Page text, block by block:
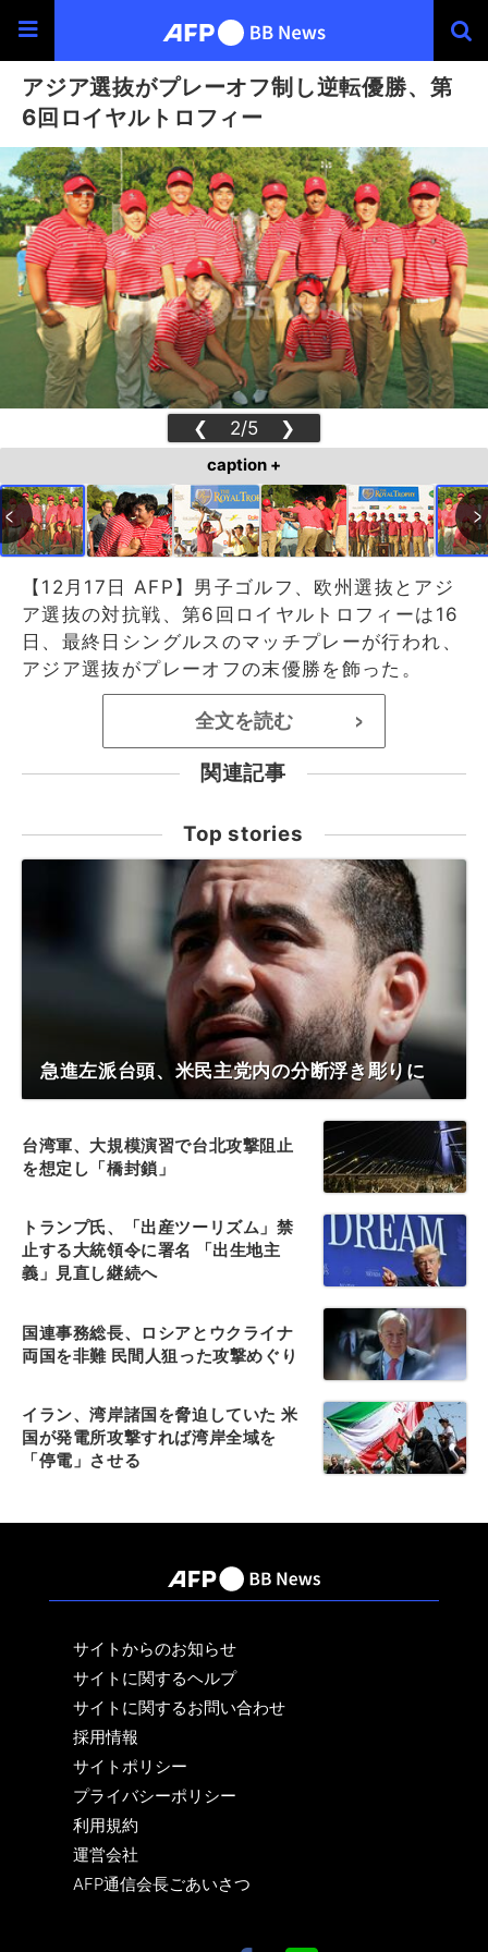
アジア選抜がプレーオフ制し逆転優勝、第
6回ロイヤルトロフィー
❮ 2/5 ❯
caption +
【12月17日 AFP】男子ゴルフ、欧州選抜とアジ
ア選抜の対抗戦、第6回ロイヤルトロフィーは16
日、最終日シングルスのマッチプレーが行われ、
アジア選抜がプレーオフの末優勝を飾った。
全文を読む >
関連記事
Top stories
急進左派台頭、米民主党内の分断浮き彫りに
台湾軍、大規模演習で台北攻撃阻止
を想定し「橋封鎖」
トランプ氏、「出産ツーリズム」禁
止する大統領令に署名 「出生地主
義」見直し継続へ
国連事務総長、ロシアとウクライナ
両国を非難 民間人狙った攻撃めぐり
イラン、湾岸諸国を脅迫していた 米
国が発電所攻撃すれば湾岸全域を
「停電」させる
サイトからのお知らせ
サイトに関するヘルプ
サイトに関するお問い合わせ
採用情報
サイトポリシー
プライバシーポリシー
利用規約
運営会社
AFP通信会長ごあいさつ